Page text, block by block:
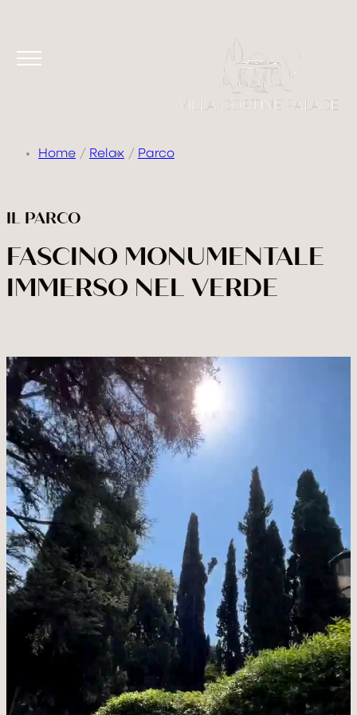
VILLA
CAMERE & SUITE
RELAX
CELEBRATE
MOVE
DISCOVER & FEEL
GALLERY
PRENOTA
Home Relax Parco
IL PARCO
FASCINO MONUMENTALE
IMMERSO NEL VERDE